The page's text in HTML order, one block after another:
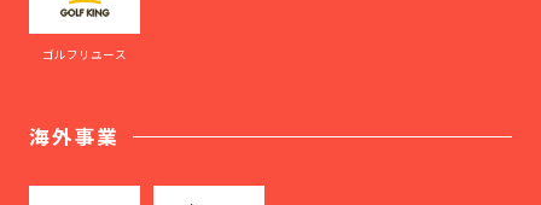
ゴルフリユース
海外事業